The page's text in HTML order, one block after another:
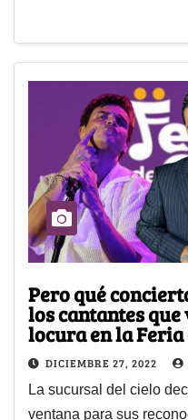
Pero qué
los cantantes
locura en la Feria
DICIEMBRE 27, 2022
La sucursal del cielo
ventana para sus